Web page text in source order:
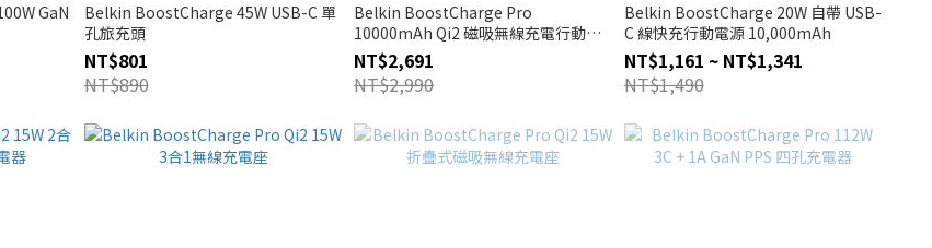
GaN
Belkin BoostCharge 45W USB-C 單
孔旅充頭
NT$801
NT$890
Belkin BoostCharge Pro
10000mAh Qi2 磁吸無線充電行動電
源
NT$2,691
NT$2,990
Belkin BoostCharge 20W 自帶 USB-
C 線快充行動電源 10,000mAh
NT$1,161 ~ NT$1,341
NT$1,490